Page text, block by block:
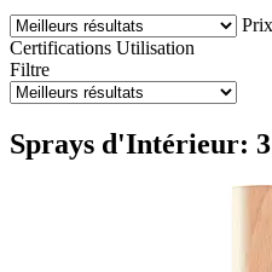
Prix
Certifications Utilisation
Filtre
Sprays d'Intérieur: